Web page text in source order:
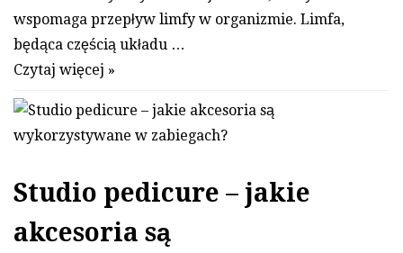
wspomaga przepływ limfy w organizmie. Limfa,
będąca częścią układu …
Czytaj więcej »
Studio pedicure – jakie
akcesoria są